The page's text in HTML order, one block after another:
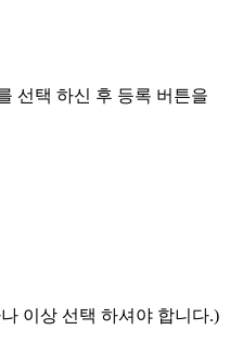
선택 하신 후 등록 버튼을
이상 선택 하셔야 합니다.)